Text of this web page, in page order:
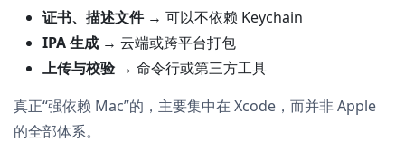
证书、描述文件→ 可以不依赖 Keychain
IPA 生成 → 云端或跨平台打包
上传与校验→ 命令行或第三方工具
真正“强依赖 Mac”的，主要集中在 Xcode，而并非 Apple
的全部体系。